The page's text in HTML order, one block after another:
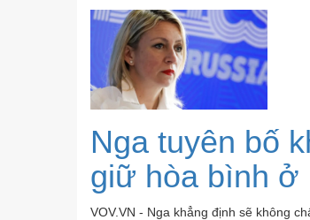
Nga tuyên bố
giữ hòa bình ở
VOV.VN - Nga khẳng định sẽ không